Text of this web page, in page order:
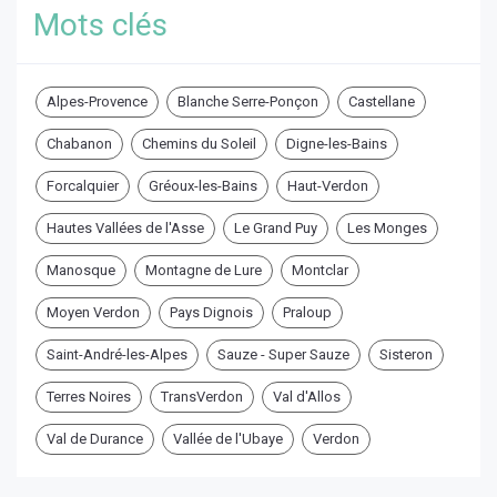
Mots clés
Alpes-Provence Blanche Serre-Ponçon Castellane
Chabanon Chemins du Soleil Digne-les-Bains
Forcalquier Gréoux-les-Bains Haut-Verdon
Hautes Vallées de l'Asse Le Grand Puy Les Monges
Manosque Montagne de Lure Montclar
Moyen Verdon Pays Dignois Praloup
Saint-André-les-Alpes Sauze - Super Sauze Sisteron
Terres Noires TransVerdon Val d'Allos
Val de Durance Vallée de l'Ubaye Verdon